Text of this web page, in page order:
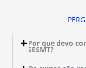
Por que devo
SESMT?